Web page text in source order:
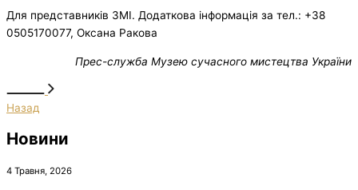
Для представників ЗМІ. Додаткова інформація за тел.: +38
0505170077, Оксана Ракова
Прес-служба Музею сучасного мистецтва України
Назад
Новини
4 Травня, 2026